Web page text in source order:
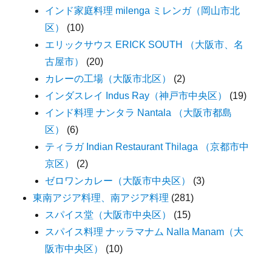
インド家庭料理 milenga ミレンガ（岡山市北
区）
(10)
エリックサウス ERICK SOUTH （大阪市、名
古屋市）
(20)
カレーの工場（大阪市北区）
(2)
インダスレイ Indus Ray（神戸市中央区）
(19)
インド料理 ナンタラ Nantala （大阪市都島
区）
(6)
ティラガ Indian Restaurant Thilaga （京都市中
京区）
(2)
ゼロワンカレー（大阪市中央区）
(3)
東南アジア料理、南アジア料理 (281)
スパイス堂（大阪市中央区）
(15)
スパイス料理 ナッラマナム Nalla Manam（大
阪市中央区）
(10)